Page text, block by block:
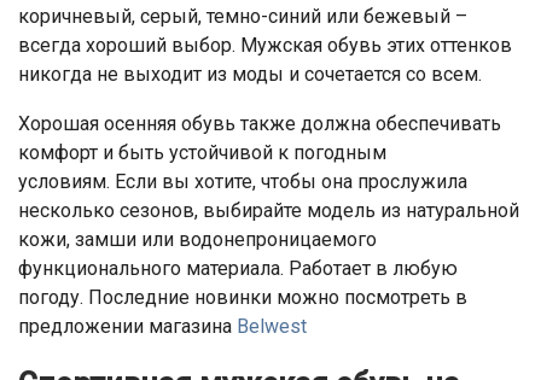
коричневый, серый, темно-синий или бежевый –
всегда хороший выбор. Мужская обувь этих оттенков
никогда не выходит из моды и сочетается со всем.
Хорошая осенняя обувь также должна обеспечивать
комфорт и быть устойчивой к погодным
условиям. Если вы хотите, чтобы она прослужила
несколько сезонов, выбирайте модель из натуральной
кожи, замши или водонепроницаемого
функционального материала. Работает в любую
погоду. Последние новинки можно посмотреть в
предложении магазина Belwest